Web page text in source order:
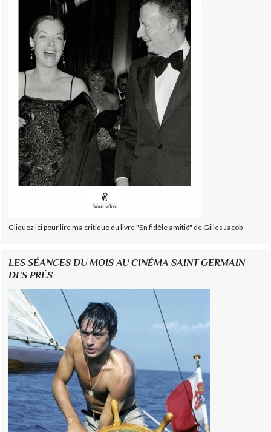
Cliquez ici pour lire ma critique du livre "En fidèle amitié" de Gilles Jacob
LES SÉANCES DU MOIS AU CINÉMA SAINT GERMAIN
DES PRÉS